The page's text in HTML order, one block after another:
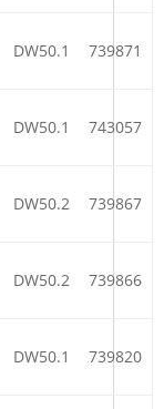
DW50.1 739871
DW50.1 743057
DW50.2 739867
DW50.2 739866
DW50.1 739820